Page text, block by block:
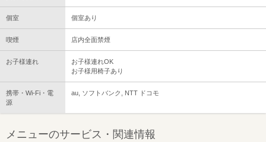
個室 個室あり
喫煙 店内全面禁煙
お子様連れ
お子様連れOK
お子様用椅子あり
携帯・Wi-Fi・電
源
au, ソフトバンク, NTT ドコモ
メニューのサービス・関連情報